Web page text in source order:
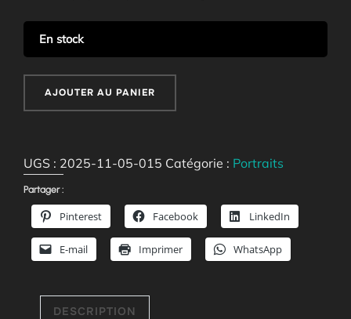
En stock
de
AJOUTER AU PANIER
UGS : 2025-11-05-015 Catégorie : Portraits
Partager :
Pinterest Facebook LinkedIn
E-mail Imprimer WhatsApp
DESCRIPTION